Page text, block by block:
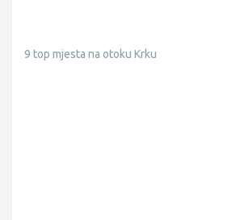
9 top mjesta na otoku Krku